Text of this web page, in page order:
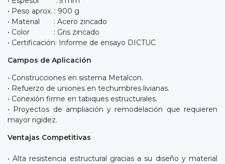
• Peso aprox. : 900 g
• Material : Acero zincado
• Color : Gris zincado
• Certificación: Informe de ensayo DICTUC
Campos de Aplicación
• Construcciones en sistema Metalcon.
• Refuerzo de uniones en techumbres livianas.
• Conexión firme en tabiques estructurales.
• Proyectos de ampliación y remodelación que requieren
mayor rigidez.
Ventajas Competitivas
• Alta resistencia estructural gracias a su diseño y material